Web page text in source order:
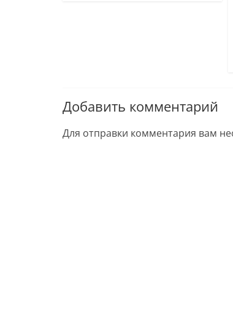
Добавить комментарий
Для отправки комментария вам